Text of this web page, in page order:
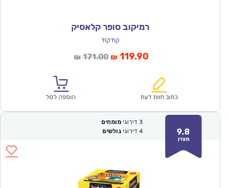
רמיקוב סופר קלאסיק
קודקוד
₪ 171.00המחיר
₪171.00.
₪ 119.90המחיר
הוא:
כתוב חוות דעת הוספה לסל
9.8
מצוין
3 דירוגי מומחים
4 דירוגי גולשים